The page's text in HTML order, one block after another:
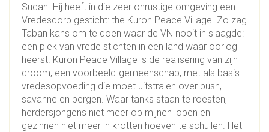
Sudan. Hij heeft in die zeer onrustige omgeving een
Vredesdorp gesticht: the Kuron Peace Village. Zo zag
Taban kans om te doen waar de VN nooit in slaagde:
een plek van vrede stichten in een land waar oorlog
heerst. Kuron Peace Village is de realisering van zijn
droom, een voorbeeld-gemeenschap, met als basis
vredesopvoeding die moet uitstralen over bush,
savanne en bergen. Waar tanks staan te roesten,
herdersjongens niet meer op mijnen lopen en
gezinnen niet meer in krotten hoeven te schuilen. Het